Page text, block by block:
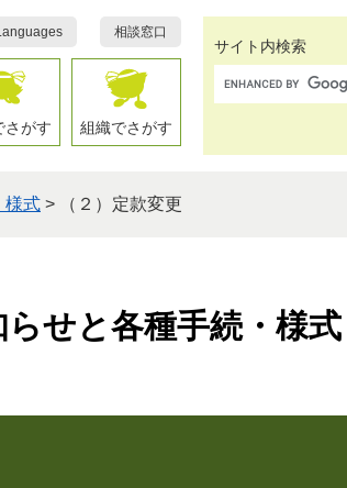
相談窓口
さがす 組織でさがす
サイト内検索
様式 > （２）定款変更
せと各種手続・様式